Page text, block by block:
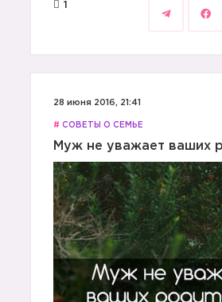
1
28 июня 2016, 21:41
# СОВЕТЫ О СЕМЬЕ
Муж не уважает ваших